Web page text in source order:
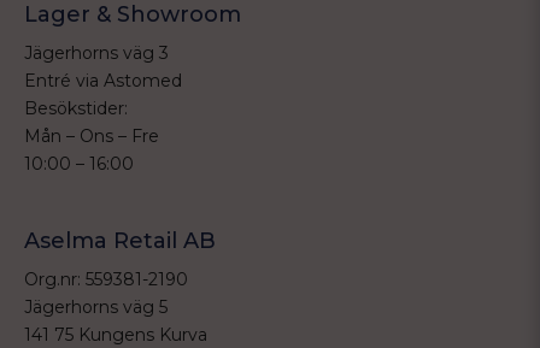
Lager & Showroom
Jägerhorns väg 3
Entré via Astomed
Besökstider:
Mån – Ons – Fre
10:00 – 16:00
Aselma Retail AB
Org.nr: 559381-2190
Jägerhorns väg 5
141 75 Kungens Kurva